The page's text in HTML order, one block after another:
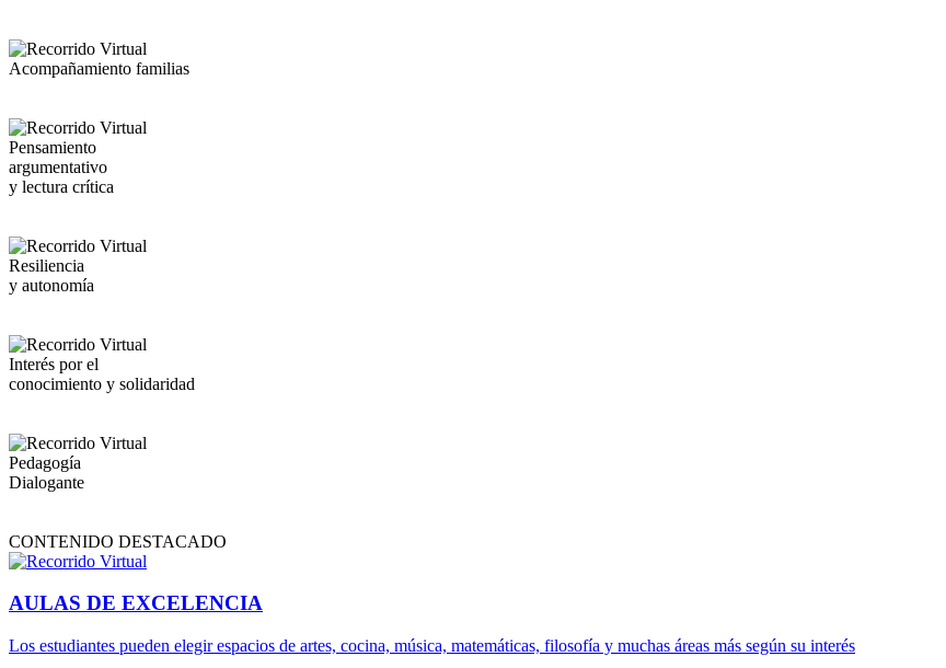
Acompañamiento familias
Pensamiento
argumentativo
y lectura crítica
Resiliencia
y autonomía
Interés por el
conocimiento y solidaridad
Pedagogía
Dialogante
CONTENIDO DESTACADO
AULAS DE EXCELENCIA
Los estudiantes pueden elegir espacios de artes, cocina, música, matemáticas, filosofía y muchas áreas más según su interés